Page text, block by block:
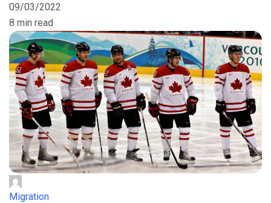
09/03/2022
8 min read
Migration